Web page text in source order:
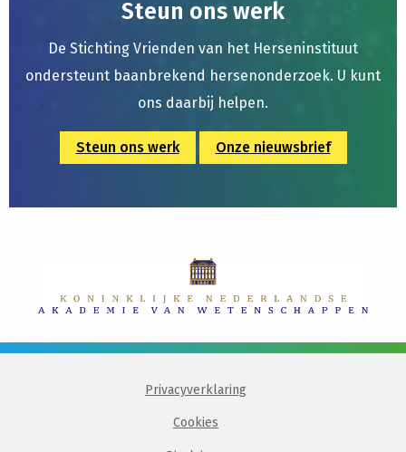
Steun ons werk
De Stichting Vrienden van het Herseninstituut
ondersteunt baanbrekend hersenonderzoek. U kunt
ons daarbij helpen.
Steun ons werk Onze nieuwsbrief
Privacyverklaring
Cookies